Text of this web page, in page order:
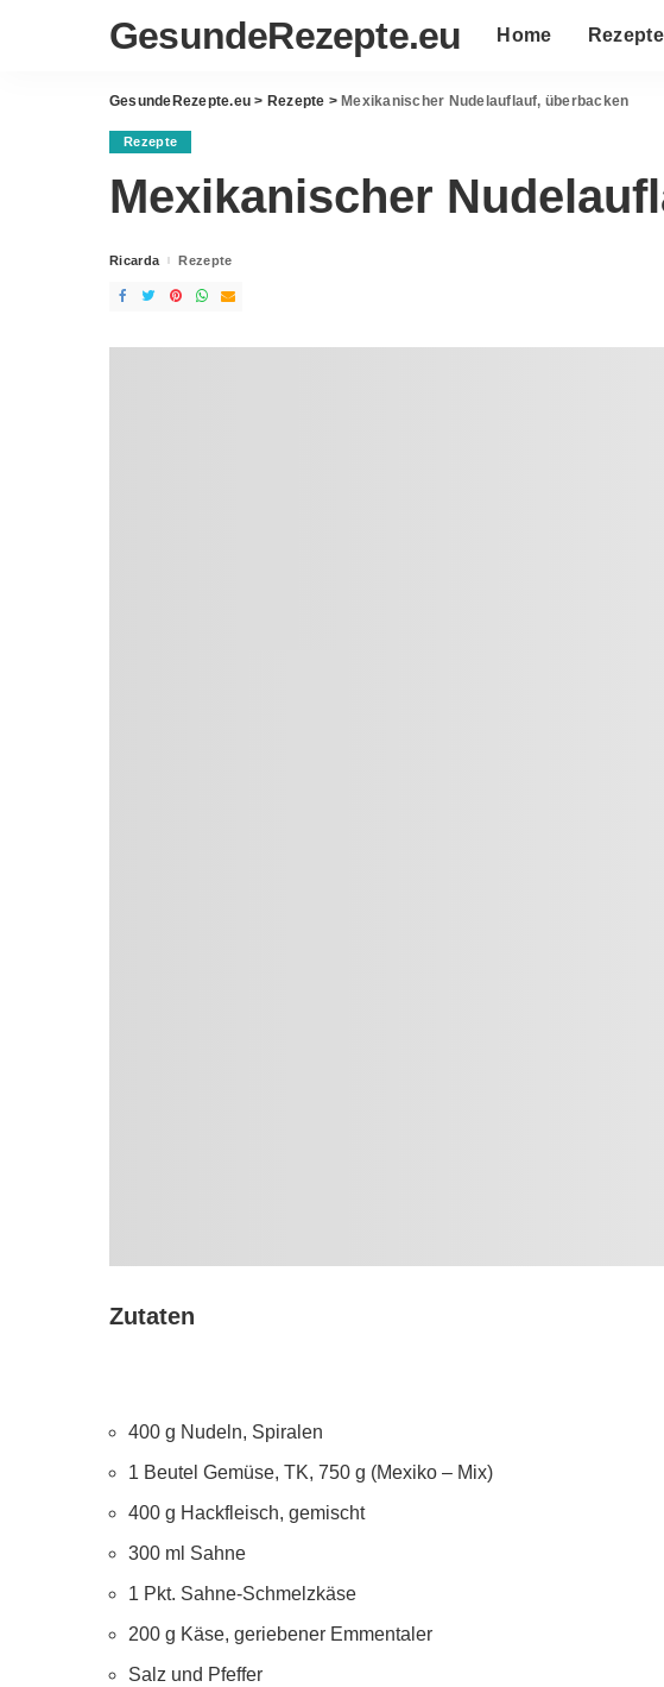
GesundeRezepte.eu Home Rezepte
GesundeRezepte.eu > Rezepte > Mexikanischer Nudelauflauf, überbacken
Rezepte
Mexikanischer
Posted
Ricarda Rezepte
Zutaten
400 g Nudeln, Spiralen
1 Beutel Gemüse, TK, 750 g (Mexiko – Mix)
400 g Hackfleisch, gemischt
300 ml Sahne
1 Pkt. Sahne-Schmelzkäse
200 g Käse, geriebener Emmentaler
Salz und Pfeffer